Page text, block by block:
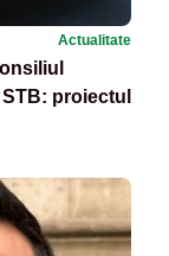
Actualitate
proiectul